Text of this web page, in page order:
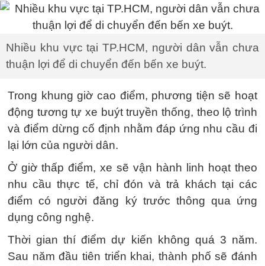
Nhiều khu vực tại TP.HCM, người dân vẫn chưa
thuận lợi để di chuyển đến bến xe buýt.
Trong khung giờ cao điểm, phương tiện sẽ hoạt
động tương tự xe buýt truyền thống, theo lộ trình
và điểm dừng cố định nhằm đáp ứng nhu cầu đi
lại lớn của người dân.
Ở giờ thấp điểm, xe sẽ vận hành linh hoạt theo
nhu cầu thực tế, chỉ đón và trả khách tại các
điểm có người đăng ký trước thông qua ứng
dụng công nghệ.
Thời gian thí điểm dự kiến không quá 3 năm.
Sau năm đầu tiên triển khai, thành phố sẽ đánh